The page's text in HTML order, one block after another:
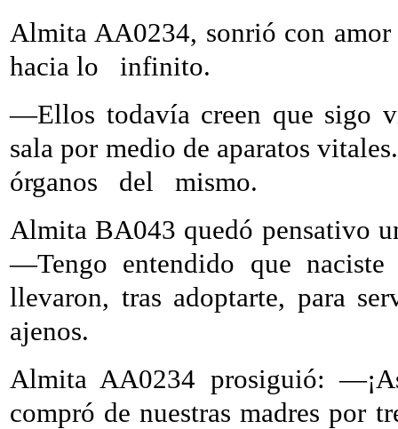
Almita AA0234, sonrió con
hacia lo
infinito.
—Ellos todavía creen que sigo
sala por medio de aparatos
órganos
del
mismo.
Almita BA043 quedó pensativo
—Tengo entendido que
llevaron, tras adoptarte, para
ajenos.
Almita AA0234 prosiguió:
compró de nuestras madres por